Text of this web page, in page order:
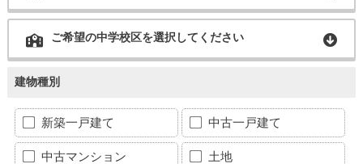
ご希望の中学校区を選択してください
建物種別
新築一戸建て 中古一戸建て
中古マンション 土地